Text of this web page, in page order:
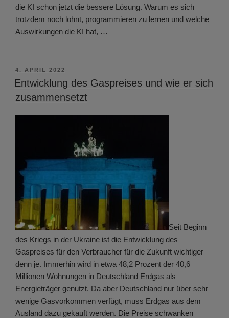
die KI schon jetzt die bessere Lösung. Warum es sich
trotzdem noch lohnt, programmieren zu lernen und welche
Auswirkungen die KI hat, …
VERÖFFENTLICHT
AM
4. APRIL 2022
Entwicklung des Gaspreises und wie er sich
zusammensetzt
Seit Beginn
des Kriegs in der Ukraine ist die Entwicklung des
Gaspreises für den Verbraucher für die Zukunft wichtiger
denn je. Immerhin wird in etwa 48,2 Prozent der 40,6
Millionen Wohnungen in Deutschland Erdgas als
Energieträger genutzt. Da aber Deutschland nur über sehr
wenige Gasvorkommen verfügt, muss Erdgas aus dem
Ausland dazu gekauft werden. Die Preise schwanken